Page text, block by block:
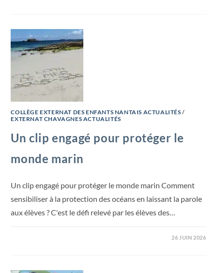
COLLÈGE EXTERNAT DES ENFANTS NANTAIS ACTUALITÉS /
EXTERNAT CHAVAGNES ACTUALITÉS
Un clip engagé pour protéger le
monde marin
Un clip engagé pour protéger le monde marin Comment
sensibiliser à la protection des océans en laissant la parole
aux élèves ? C'est le défi relevé par les élèves des…
26 JUIN 2026